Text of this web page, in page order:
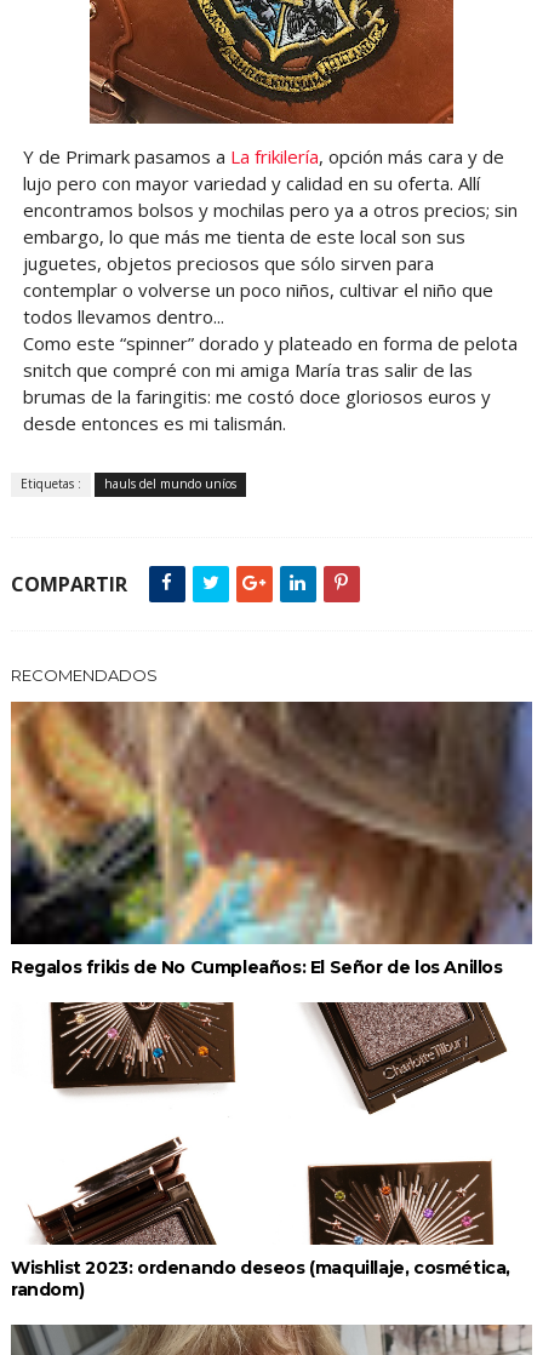
Y de Primark pasamos a La frikilería, opción más cara y de
lujo pero con mayor variedad y calidad en su oferta. Allí
encontramos bolsos y mochilas pero ya a otros precios; sin
embargo, lo que más me tienta de este local son sus
juguetes, objetos preciosos que sólo sirven para
contemplar o volverse un poco niños, cultivar el niño que
todos llevamos dentro...
Como este “spinner” dorado y plateado en forma de pelota
snitch que compré con mi amiga María tras salir de las
brumas de la faringitis: me costó doce gloriosos euros y
desde entonces es mi talismán.
Etiquetas : hauls del mundo uníos
COMPARTIR
RECOMENDADOS
Regalos frikis de No Cumpleaños: El Señor de los Anillos
Wishlist 2023: ordenando deseos (maquillaje, cosmética,
random)